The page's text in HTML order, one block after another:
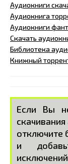
Аудиокниги
Аудиокнига
Аудиокниги
Скачать
Библиотека
Книжный
Если Вы
отключите
и